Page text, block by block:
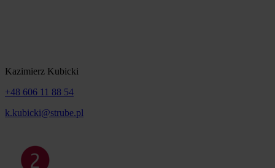
Kazimierz Kubicki
+48 606 11 88 54
k.kubicki@strube.pl